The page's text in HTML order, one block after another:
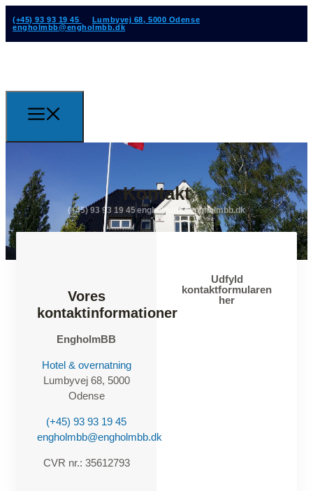
(+45) 93 93 19 45
Lumbyvej 68, 5000 Odense
engholmbb@engholmbb.dk
Kontakt
(+45) 93 93 19 45engholmbb@engholmbb.dk
Vores
kontaktinformationer
EngholmBB
Hotel & overnatning
Lumbyvej 68, 5000
Odense
(+45) 93 93 19 45
engholmbb@engholmbb.dk
CVR nr.: 35612793
Udfyld
kontaktformularen
her